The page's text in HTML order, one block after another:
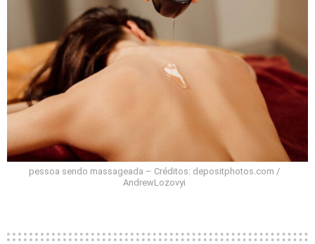
pessoa sendo massageada – Créditos: depositphotos.com /
AndrewLozovyi